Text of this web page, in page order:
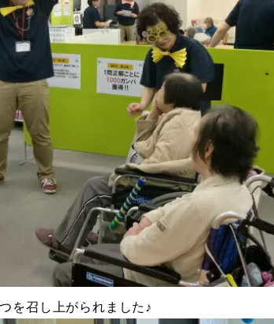
を召し上がられました♪